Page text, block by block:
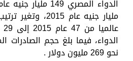
مليار جنيه عام
نحو 269 مليون دولار .